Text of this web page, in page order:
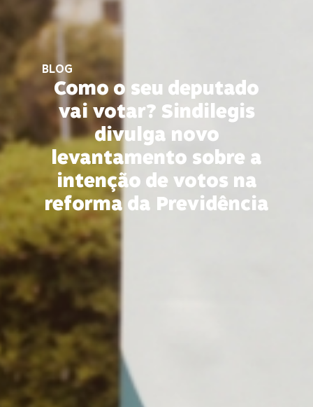
BLOG
Como o seu deputado
vai votar? Sindilegis
divulga novo
levantamento sobre a
intenção de votos na
reforma da Previdência